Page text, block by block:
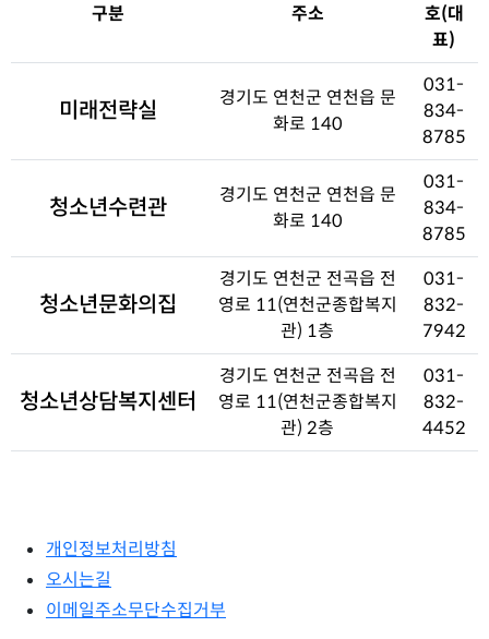
구분 주소
호(대
표)
미래전략실
경기도 연천군 연천읍 문
화로 140
031-
834-
8785
청소년수련관
경기도 연천군 연천읍 문
화로 140
031-
834-
8785
청소년문화의집
경기도 연천군 전곡읍 전
영로 11(연천군종합복지
관) 1층
031-
832-
7942
청소년상담복지센터
경기도 연천군 전곡읍 전
영로 11(연천군종합복지
관) 2층
031-
832-
4452
개인정보처리방침
오시는길
이메일주소무단수집거부